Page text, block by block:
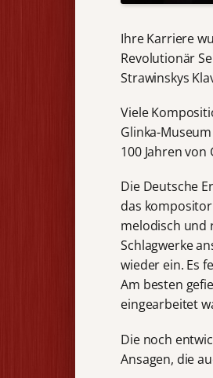
Ihre Karriere
Revolutionär
Strawinskys
Viele
Glinka-
100 Jahren
Die Deutsche
das
melodisch und
Schlagwerke
wieder ein. Es
Am besten
eingearbeitet
Die noch
Ansagen, die